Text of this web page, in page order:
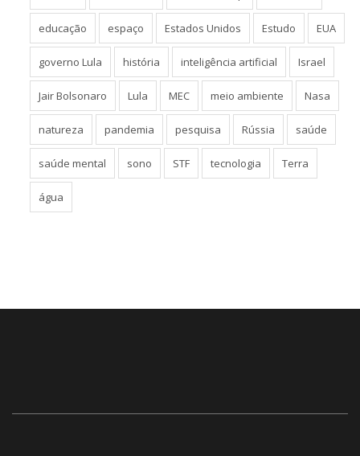
educação espaço Estados Unidos Estudo EUA
governo Lula história inteligência artificial Israel
Jair Bolsonaro Lula MEC meio ambiente Nasa
natureza pandemia pesquisa Rússia saúde
saúde mental sono STF tecnologia Terra
água